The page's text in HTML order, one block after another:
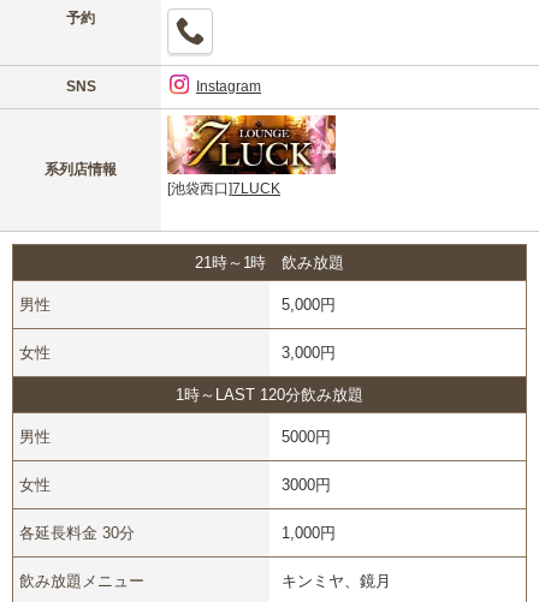
予約
SNS Instagram
系列店情報
[池袋西口]7LUCK
21時～1時 飲み放題
男性 5,000円
女性 3,000円
1時～LAST 120分飲み放題
男性 5000円
女性 3000円
各延長料金 30分 1,000円
飲み放題メニュー キンミヤ、鏡月